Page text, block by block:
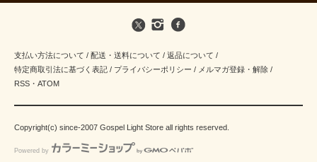
支払い方法について / 配送・送料について / 返品について /
特定商取引法に基づく表記 / プライバシーポリシー / メルマガ登録・解除 /
RSS ・ ATOM
Copyright(c) since-2007 Gospel Light Store all rights reserved.
Powered by